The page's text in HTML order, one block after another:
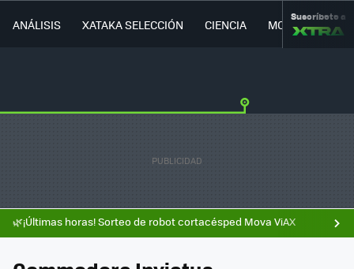
ANÁLISIS XATAKA SELECCIÓN CIENCIA MOVILIDAD
Suscríbete a
🌿¡Últimas horas! Sorteo de robot cortacésped Mova ViAX